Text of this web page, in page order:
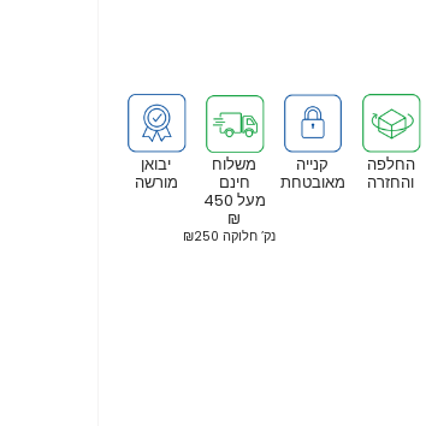
יבואן
מורשה
משלוח
חינם
מעל 450
₪
נק’ חלוקה ₪250
קנייה
מאובטחת
החלפה
והחזרה